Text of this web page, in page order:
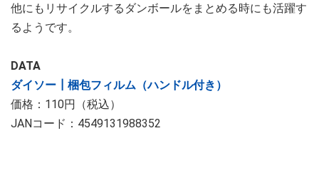
他にもリサイクルするダンボールをまとめる時にも活躍す
るようです。
DATA
ダイソー┃梱包フィルム（ハンドル付き）
価格：110円（税込）
JANコード：4549131988352